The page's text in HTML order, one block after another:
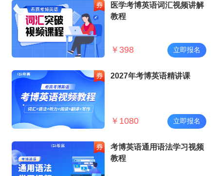
医学考博英语词汇视频讲解
教程
￥ 398 立即报名
2027年考博英语精讲课
￥ 1080 立即报名
考博英语通用语法学习视频
教程